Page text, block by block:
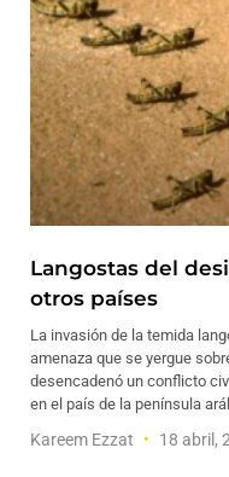
Langostas del
otros países
La invasión de la temida
amenaza que se yergue
desencadenó un conflicto
en el país de la península
Kareem Ezzat 18 abril,